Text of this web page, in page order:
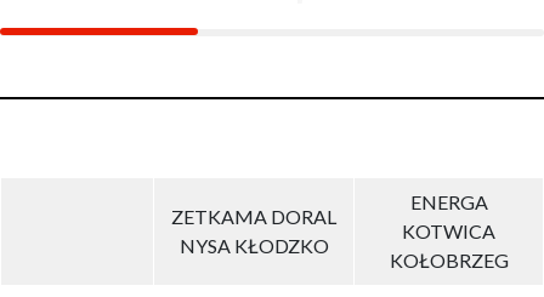
ZETKAMA DORAL
NYSA KŁODZKO
ENERGA
KOTWICA
KOŁOBRZEG